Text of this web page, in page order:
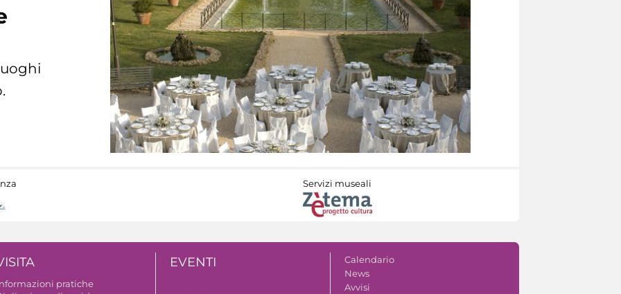
Servizi museali
pratiche
EVENTI
Calendario
News
Avvisi